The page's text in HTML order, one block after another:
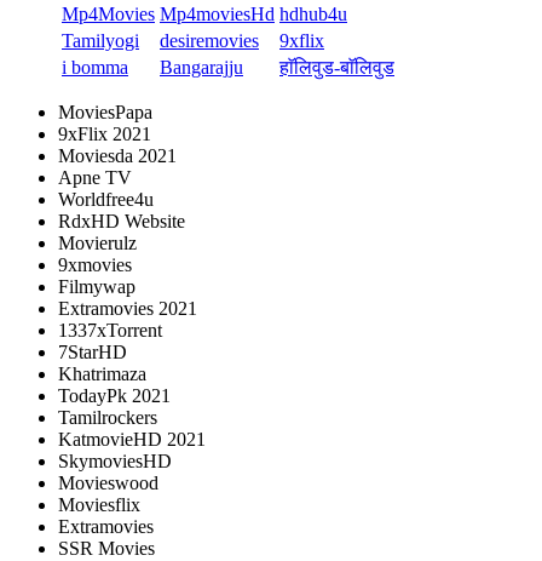
Mp4Movies Mp4moviesHd hdhub4u
Tamilyogi
desiremovies
9xflix
i bomma
Bangarajju हाॅलिवुड-बाॅलिवुड
MoviesPapa
9xFlix 2021
Moviesda 2021
Apne TV
Worldfree4u
RdxHD Website
Movierulz
9xmovies
Filmywap
Extramovies 2021
1337xTorrent
7StarHD
Khatrimaza
TodayPk 2021
Tamilrockers
KatmovieHD 2021
SkymoviesHD
Movieswood
Moviesflix
Extramovies
SSR Movies